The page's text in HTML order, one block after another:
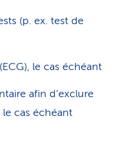
(p. ex. test de
le cas échéant
afin d’exclure
cas échéant